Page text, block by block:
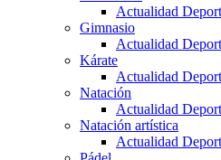
Actualidad
Gimnasio
Actualidad
Kárate
Actualidad
Natación
Actualidad
Natación artística
Actualidad